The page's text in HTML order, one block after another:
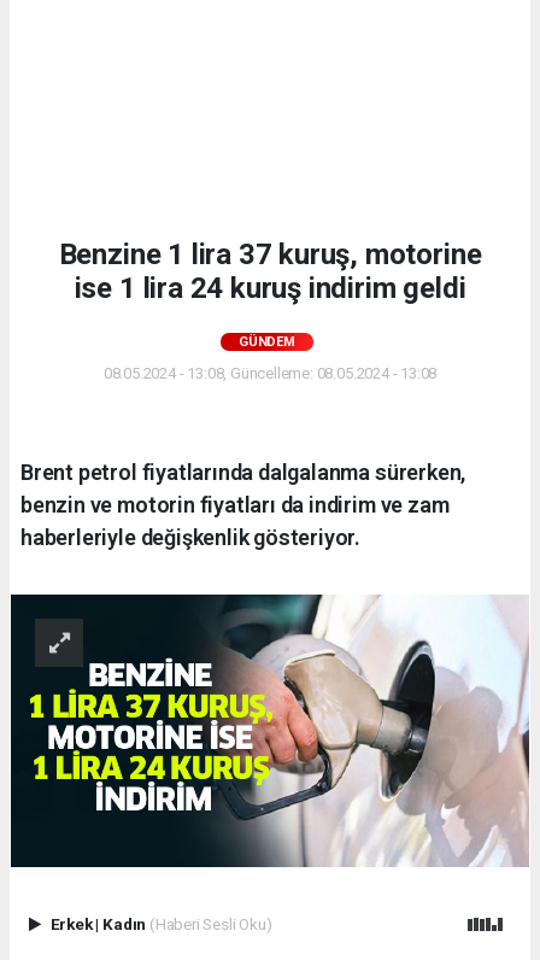
Benzine 1 lira 37 kuruş, motorine
ise 1 lira 24 kuruş indirim geldi
GÜNDEM
08.05.2024 - 13:08, Güncelleme: 08.05.2024 - 13:08
Brent petrol fiyatlarında dalgalanma sürerken,
benzin ve motorin fiyatları da indirim ve zam
haberleriyle değişkenlik gösteriyor.
Erkek| Kadın (Haberi Sesli Oku)